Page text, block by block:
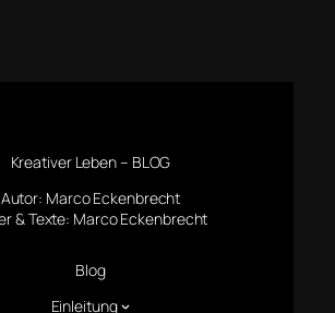
Kreativer Leben – BLOG
Autor: Marco Eckenbrecht
& Texte: Marco Eckenbrecht
Blog
Einleitung